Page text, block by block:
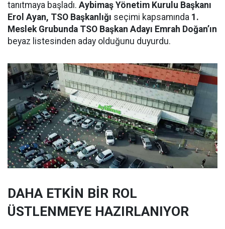
tanıtmaya başladı. Aybimaş Yönetim Kurulu Başkanı
Erol Ayan, TSO Başkanlığı seçimi kapsamında 1.
Meslek Grubunda TSO Başkan Adayı Emrah Doğan’ın
beyaz listesinden aday olduğunu duyurdu.
DAHA ETKİN BİR ROL
ÜSTLENMEYE HAZIRLANIYOR